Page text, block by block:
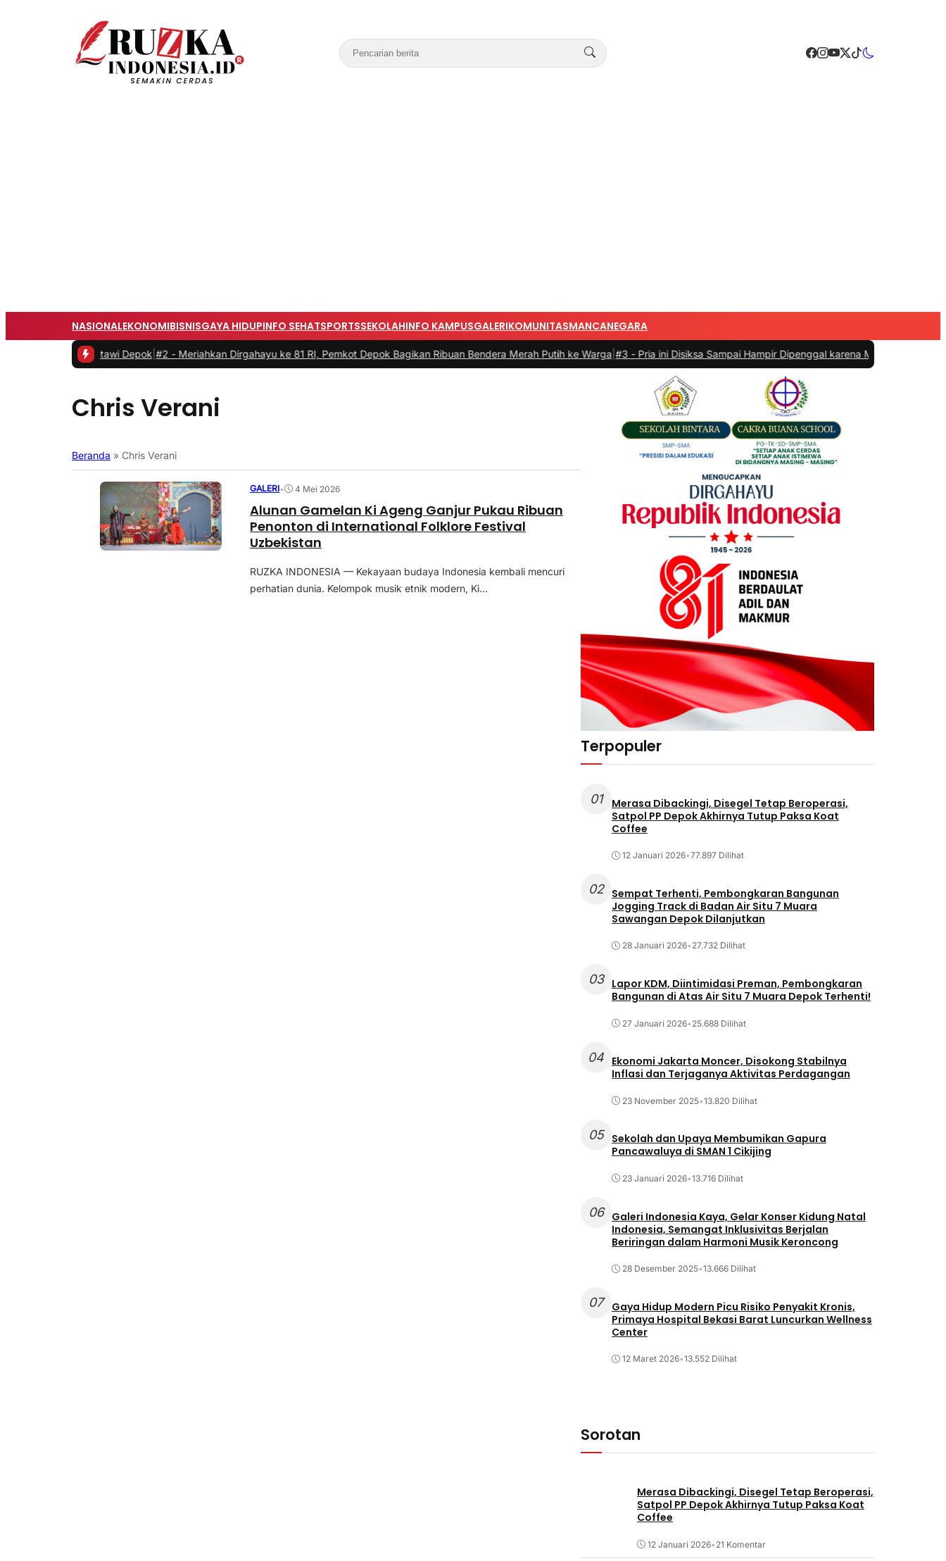
NASIONALEKONOMIBISNISGAYA HIDUPINFO SEHATSPORTSSEKOLAHINFO KAMPUSGALERIKOMUNITASMANCANEGARA
Kuliner Betawi Depok|#2 -Meriahkan Dirgahayu ke 81 RI, Pemkot Depok Bagikan Ribuan Bendera Merah Putih ke Warga|#3 -Pria ini Disiksa Sampai Hampir Dipenggal karena Memastikan Dunia
Chris Verani
Beranda » Chris Verani
GALERI• 4 Mei 2026
Alunan Gamelan Ki Ageng Ganjur Pukau Ribuan
Penonton di International Folklore Festival
Uzbekistan
RUZKA INDONESIA — Kekayaan budaya Indonesia kembali mencuri
perhatian dunia. Kelompok musik etnik modern, Ki...
Terpopuler
01
Merasa Dibackingi, Disegel Tetap Beroperasi,
Satpol PP Depok Akhirnya Tutup Paksa Koat
Coffee
12 Januari 2026•77.897 Dilihat
02
Sempat Terhenti, Pembongkaran Bangunan
Jogging Track di Badan Air Situ 7 Muara
Sawangan Depok Dilanjutkan
28 Januari 2026• 27.732 Dilihat
03
Lapor KDM, Diintimidasi Preman, Pembongkaran
Bangunan di Atas Air Situ 7 Muara Depok Terhenti!
27 Januari 2026• 25.688 Dilihat
04 Ekonomi Jakarta Moncer, Disokong Stabilnya
Inflasi dan Terjaganya Aktivitas Perdagangan
23 November 2025•13.820 Dilihat
05
Sekolah dan Upaya Membumikan Gapura
Pancawaluya di SMAN 1 Cikijing
23 Januari 2026•13.716 Dilihat
06
Galeri Indonesia Kaya, Gelar Konser Kidung Natal
Indonesia, Semangat Inklusivitas Berjalan
Beriringan dalam Harmoni Musik Keroncong
28 Desember 2025•13.666 Dilihat
07
Gaya Hidup Modern Picu Risiko Penyakit Kronis,
Primaya Hospital Bekasi Barat Luncurkan Wellness
Center
12 Maret 2026•13.552 Dilihat
Sorotan
Merasa Dibackingi, Disegel Tetap Beroperasi,
Satpol PP Depok Akhirnya Tutup Paksa Koat
Coffee
12 Januari 2026• 21 Komentar